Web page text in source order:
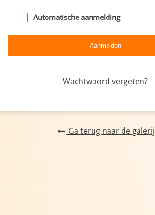
Automatische aanmelding
Wachtwoord vergeten?
Ga terug naar de galerij